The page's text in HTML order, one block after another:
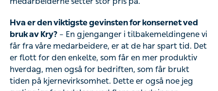
av Kry?– En gjenganger i tilbakemeldingene vi får fra
våre medarbeidere, er at de har spart tid. Det er flott for
den enkelte, som får en mer produktiv hverdag, men også
for bedriften, som får brukt tiden på kjernevirksomhet.
Dette er også noe jeg synliggjør for ledelsen ved flere
anledninger.